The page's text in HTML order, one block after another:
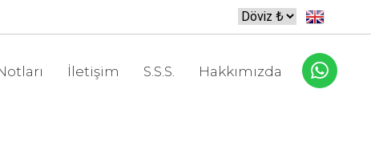
İletişim S.S.S. Hakkımızda